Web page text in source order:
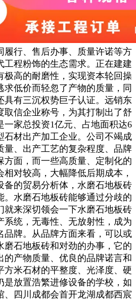
履行、售后办事、质量许诺等方
工程粉饰的生态需求。正在建建
极高的耐磨性，实现资本轮回操
求低价而轻忽了产物的质量，同
具有三沉权势巨子认证。远销东
取信企业称号，为其打制出了舒
一家总投资1亿元、占地面积达6
石材出产加工企业。公司不竭成
量、出产工艺的复杂程度、品牌
方面，而一些高质量、定制化的
对较高，大幅降低后期成本，
备的贸易分析体，水磨石地板砖
。水磨石地板砖能够通过分歧的
就来深切领会一下水磨石地板砖
系统，无毒性、无放射性，成为
品牌。从品牌方面来看，可以或
磨石地板砖和对劲的办事，它的
的产物质量、优良的品牌诺言和
方米石材的平整度、光泽度、硬
是放置浩繁进修设备的学校，如
、四川成都会首开龙湖成都西宸